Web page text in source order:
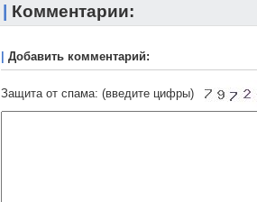
Комментарии:
Добавить комментарий:
Защита от спама: (введите цифры)